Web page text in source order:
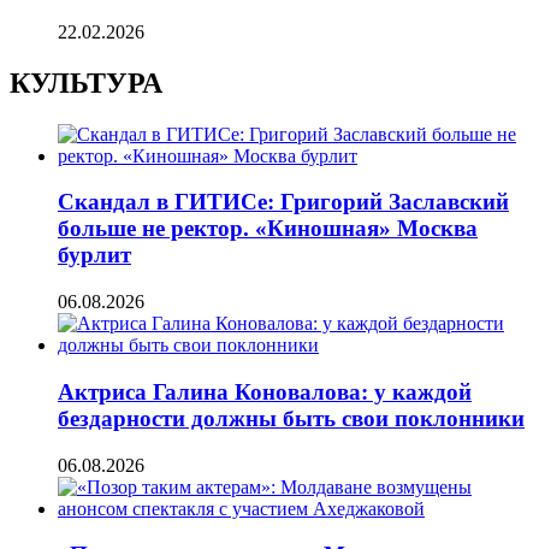
22.02.2026
КУЛЬТУРА
Скандал в ГИТИСе: Григорий Заславский
больше не ректор. «Киношная» Москва
бурлит
06.08.2026
Актриса Галина Коновалова: у каждой
бездарности должны быть свои поклонники
06.08.2026